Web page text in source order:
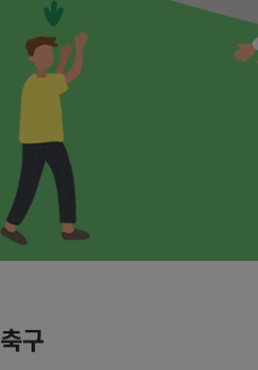
축구